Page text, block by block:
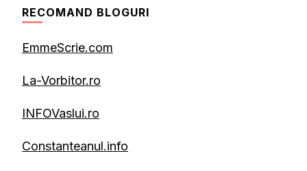
RECOMAND BLOGURI
EmmeScrie.com
La-Vorbitor.ro
INFOVaslui.ro
Constanteanul.info